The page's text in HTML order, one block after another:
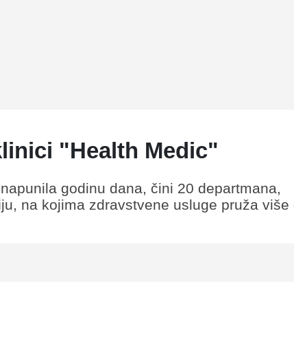
"Health Medic"
godinu dana, čini 20 departmana,
na kojima zdravstvene usluge pruža više